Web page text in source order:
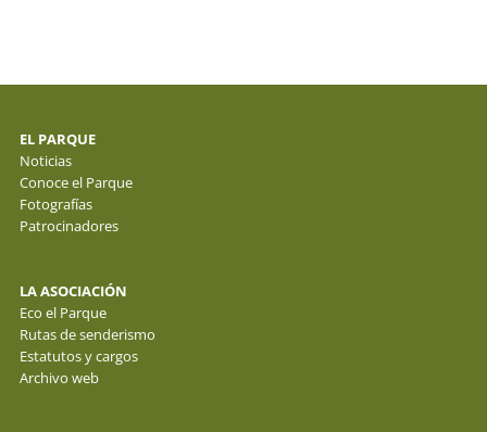
EL PARQUE
Noticias
Conoce el Parque
Fotografías
Patrocinadores
LA ASOCIACIÓN
Eco el Parque
Rutas de senderismo
Estatutos y cargos
Archivo web